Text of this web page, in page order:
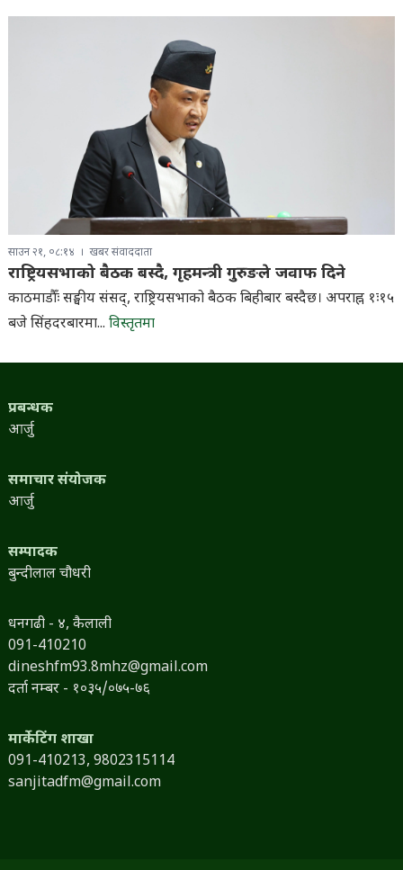
साउन २१, ०८:१४ खबर संवाददाता
राष्ट्रियसभाको बैठक बस्दै, गृहमन्त्री गुरुङले जवाफ दिने
काठमाडौँः सङ्घीय संसद्, राष्ट्रियसभाको बैठक बिहीबार बस्दैछ। अपराह्न १ः१५
बजे सिंहदरबारमा... विस्तृतमा
प्रबन्धक
आर्जु
समाचार संयोजक
आर्जु
सम्पादक
बुन्दीलाल चौधरी
धनगढी - ४, कैलाली
091-410210
dineshfm93.8mhz@gmail.com
दर्ता नम्बर - १०३५/०७५-७६
मार्केटिंग शाखा
091-410213, 9802315114
sanjitadfm@gmail.com